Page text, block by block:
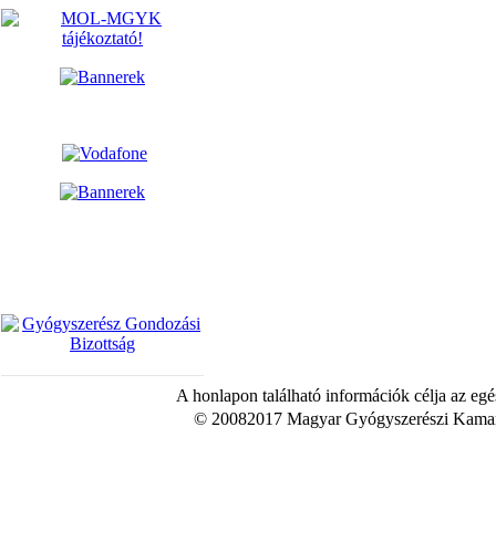
A honlapon található információk célja az
© 20082017 Magyar Gyógyszerészi